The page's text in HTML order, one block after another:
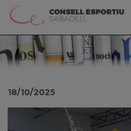
18/10/2025